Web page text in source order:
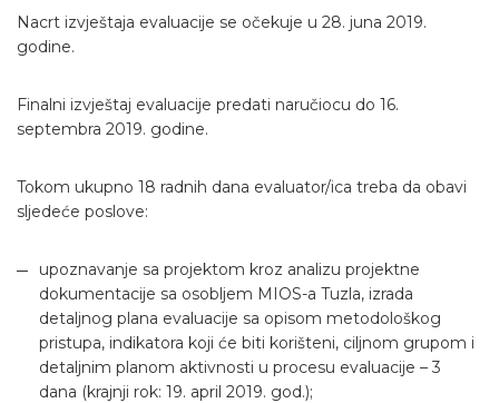
Nacrt izvještaja evaluacije se očekuje u 28. juna 2019.
godine.
Finalni izvještaj evaluacije predati naručiocu do 16.
septembra 2019. godine.
Tokom ukupno 18 radnih dana evaluator/ica treba da obavi
sljedeće poslove:
upoznavanje sa projektom kroz analizu projektne
dokumentacije sa osobljem MIOS-a Tuzla, izrada
detaljnog plana evaluacije sa opisom metodološkog
pristupa, indikatora koji će biti korišteni, ciljnom grupom i
detaljnim planom aktivnosti u procesu evaluacije – 3
dana (krajnji rok: 19. april 2019. god.);